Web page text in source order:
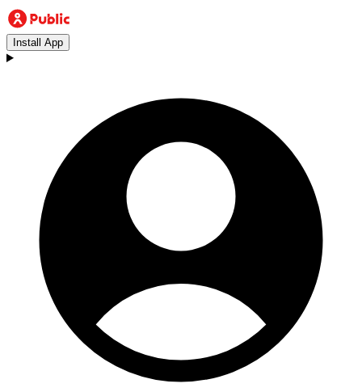
Install App